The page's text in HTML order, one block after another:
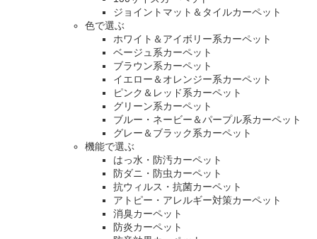
ジョイントマット＆タイルカーペット
色で選ぶ
ホワイト＆アイボリー系カーペット
ベージュ系カーペット
ブラウン系カーペット
イエロー＆オレンジー系カーペット
ピンク＆レッド系カーペット
グリーン系カーペット
ブルー・ネービー＆パープル系カーペット
グレー＆ブラック系カーペット
機能で選ぶ
はっ水・防汚カーペット
防ダニ・防虫カーペット
抗ウィルス・抗菌カーペット
アトピー・アレルギー対策カーペット
消臭カーペット
防炎カーペット